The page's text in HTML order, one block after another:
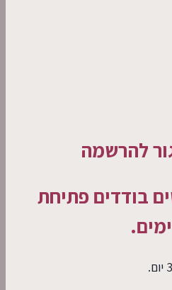
להרשמה
בודדים פתיחת